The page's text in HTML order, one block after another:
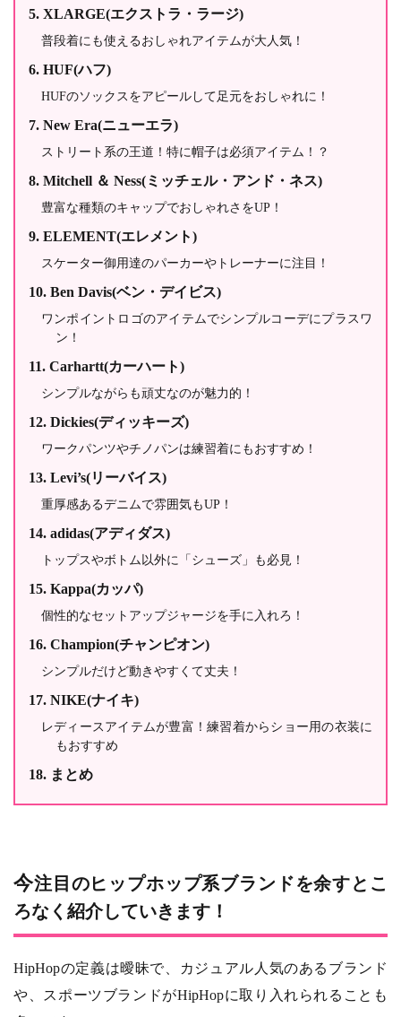
XLARGE(エクストラ・ラージ)
普段着にも使えるおしゃれアイテムが大人気！
HUF(ハフ)
HUFのソックスをアピールして足元をおしゃれに！
New Era(ニューエラ)
ストリート系の王道！特に帽子は必須アイテム！？
Mitchell ＆ Ness(ミッチェル・アンド・ネス)
豊富な種類のキャップでおしゃれさをUP！
ELEMENT(エレメント)
スケーター御用達のパーカーやトレーナーに注目！
Ben Davis(ベン・デイビス)
ワンポイントロゴのアイテムでシンプルコーデにプラスワ
ン！
Carhartt(カーハート)
シンプルながらも頑丈なのが魅力的！
Dickies(ディッキーズ)
ワークパンツやチノパンは練習着にもおすすめ！
Levi’s(リーバイス)
重厚感あるデニムで雰囲気もUP！
adidas(アディダス)
トップスやボトム以外に「シューズ」も必見！
Kappa(カッパ)
個性的なセットアップジャージを手に入れろ！
Champion(チャンピオン)
シンプルだけど動きやすくて丈夫！
NIKE(ナイキ)
レディースアイテムが豊富！練習着からショー用の衣装に
もおすすめ
まとめ
今注目のヒップホップ系ブランドを余すとこ
ろなく紹介していきます！
HipHopの定義は曖昧で、カジュアル人気のあるブランド
や、スポーツブランドがHipHopに取り入れられることも